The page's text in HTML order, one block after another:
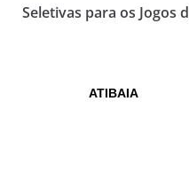
Seletivas para os Jogos